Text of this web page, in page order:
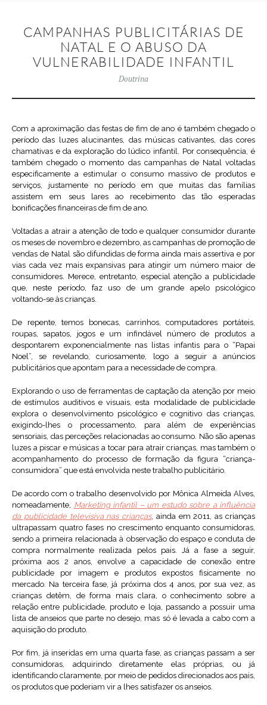
CAMPANHAS PUBLICITÁRIAS DE
NATAL E O ABUSO DA
VULNERABILIDADE INFANTIL
Doutrina
Com a aproximação das festas de fim de ano é também chegado o
período das luzes alucinantes, das músicas cativantes, das cores
chamativas e da exploração do lúdico infantil. Por consequência, é
também chegado o momento das campanhas de Natal voltadas
especificamente a estimular o consumo massivo de produtos e
serviços, justamente no período em que muitas das famílias
assistem em seus lares ao recebimento das tão esperadas
bonificações financeiras de fim de ano.
Voltadas a atrair a atenção de todo e qualquer consumidor durante
os meses de novembro e dezembro, as campanhas de promoção de
vendas de Natal são difundidas de forma ainda mais assertiva e por
vias cada vez mais expansivas para atingir um número maior de
consumidores. Merece, entretanto, especial atenção a publicidade
que, neste período, faz uso de um grande apelo psicológico
voltando-se às crianças.
De repente, temos bonecas, carrinhos, computadores portáteis,
roupas, sapatos, jogos e um infindável número de produtos a
despontarem exponencialmente nas listas infantis para o “Papai
Noel”, se revelando, curiosamente, logo a seguir a anúncios
publicitários que apontam para a necessidade de compra.
Explorando o uso de ferramentas de captação da atenção por meio
de estímulos auditivos e visuais, esta modalidade de publicidade
explora o desenvolvimento psicológico e cognitivo das crianças,
exigindo-lhes o processamento, para além de experiências
sensoriais, das perceções relacionadas ao consumo. Não são apenas
luzes a piscar e músicas a tocar para atrair crianças, mas também o
acompanhamento do processo de formação da figura “criança-
consumidora” que está envolvida neste trabalho publicitário.
De acordo com o trabalho desenvolvido por Mônica Almeida Alves,
nomeadamente, Marketing infantil – um estudo sobre a influência
da publicidade televisiva nas crianças, ainda em 2011, as crianças
ultrapassam quatro fases no crescimento enquanto consumidoras,
sendo a primeira relacionada à observação do espaço e conduta de
compra normalmente realizada pelos pais. Já a fase a seguir,
próxima aos 2 anos, envolve a capacidade de conexão entre
publicidade por imagem e produtos expostos fisicamente no
mercado. Na terceira fase, já próxima dos 4 anos, por sua vez, as
crianças detêm, de forma mais clara, o conhecimento sobre a
relação entre publicidade, produto e loja, passando a possuir uma
lista de anseios que parte no desejo, mas só é levada a cabo com a
aquisição do produto.
Por fim, já inseridas em uma quarta fase, as crianças passam a ser
consumidoras, adquirindo diretamente elas próprias, ou já
identificando claramente, por meio de pedidos direcionados aos pais,
os produtos que poderiam vir a lhes satisfazer os anseios.